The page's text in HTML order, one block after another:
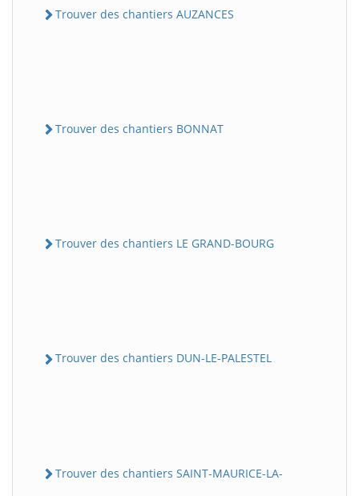
Trouver des chantiers AUZANCES
Trouver des chantiers BONNAT
Trouver des chantiers LE GRAND-BOURG
Trouver des chantiers DUN-LE-PALESTEL
Trouver des chantiers SAINT-MAURICE-LA-